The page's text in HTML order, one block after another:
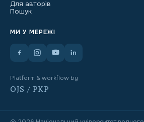
Для авторів
Пошук
МИ У МЕРЕЖІ
Platform & workflow by
OJS / PKP